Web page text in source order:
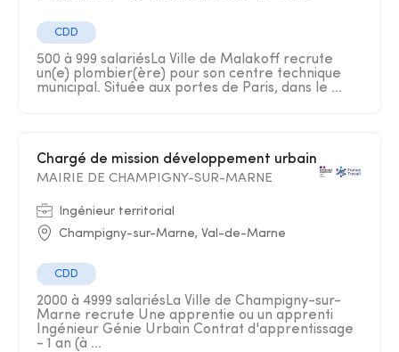
CDD
500 à 999 salariésLa Ville de Malakoff recrute
un(e) plombier(ère) pour son centre technique
municipal. Située aux portes de Paris, dans le ...
Chargé de mission développement urbain
MAIRIE DE CHAMPIGNY-SUR-MARNE
Ingénieur territorial
Champigny-sur-Marne, Val-de-Marne
CDD
2000 à 4999 salariésLa Ville de Champigny-sur-
Marne recrute Une apprentie ou un apprenti
Ingénieur Génie Urbain Contrat d'apprentissage
- 1 an (à ...